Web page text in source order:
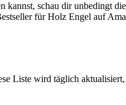
schau dir unbedingt
für Holz Engel auf
Liste wird täglich aktualisiert,